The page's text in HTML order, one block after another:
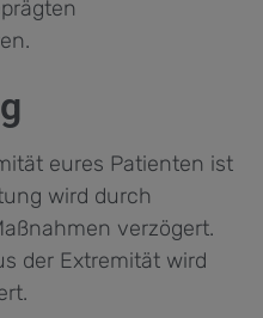
eures Patienten ist
wird durch
verzögert.
der Extremität wird